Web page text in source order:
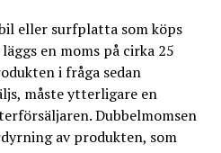
eller surfplatta som köps
en moms på cirka 25
i fråga sedan
måste ytterligare en
Dubbelmomsen
av produkten, som